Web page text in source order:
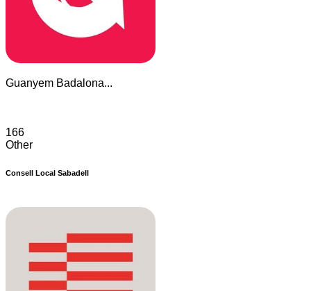
Guanyem Badalona...
166
Other
Consell Local Sabadell